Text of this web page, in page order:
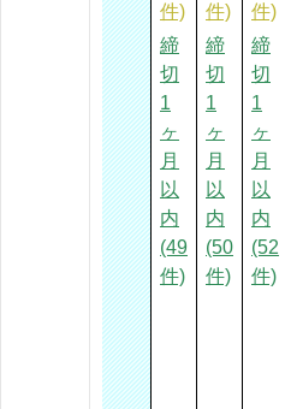
件)
締
切
1
ヶ
月
以
内
(49
件)
件)
締
切
1
ヶ
月
以
内
(50
件)
件)
締
切
1
ヶ
月
以
内
(52
件)